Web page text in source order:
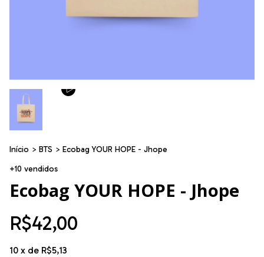
Início > BTS > Ecobag YOUR HOPE - Jhope
+10 vendidos
Ecobag YOUR HOPE - Jhope
R$42,00
10 x de R$5,13